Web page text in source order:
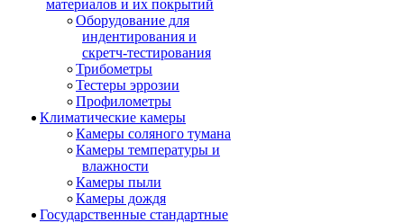
материалов и их покрытий
Оборудование для
индентирования и
скретч-тестирования
Трибометры
Тестеры эррозии
Профилометры
Климатические камеры
Камеры соляного тумана
Камеры температуры и
влажности
Камеры пыли
Камеры дождя
Государственные стандартные